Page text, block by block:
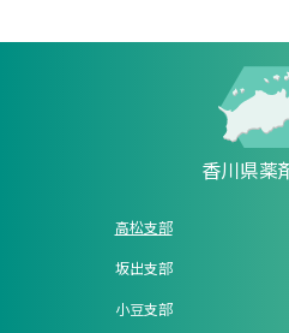
香川県薬
高松支部
坂出支部
小豆支部